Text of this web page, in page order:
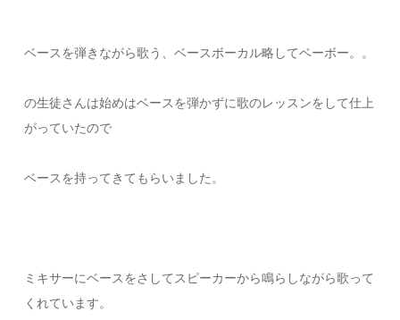
ベースを弾きながら歌う、ベースボーカル略してベーボー。。
の生徒さんは始めはベースを弾かずに歌のレッスンをして仕上
がっていたので
ベースを持ってきてもらいました。
ミキサーにベースをさしてスピーカーから鳴らしながら歌って
くれています。